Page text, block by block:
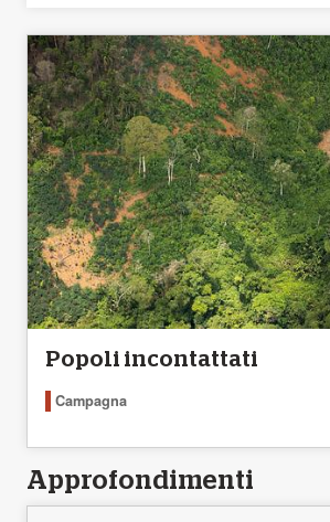
Popoli incontattati
Campagna
Approfondimenti